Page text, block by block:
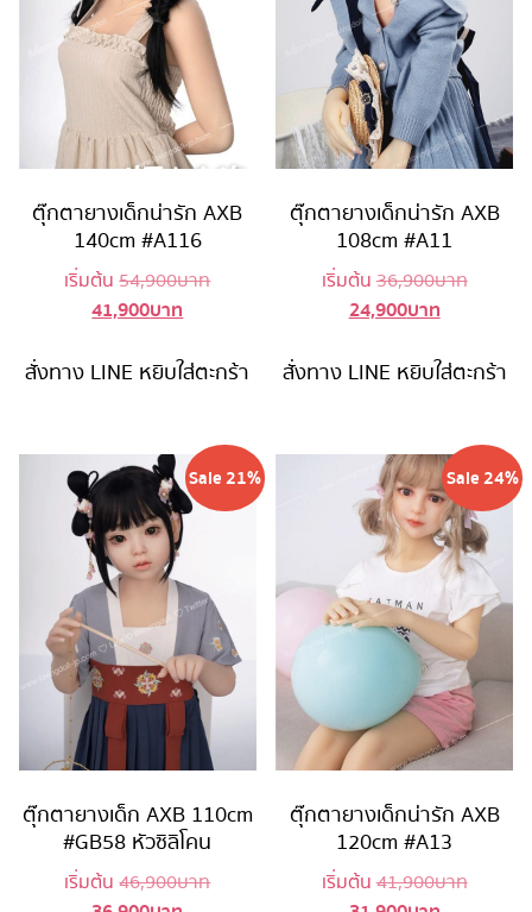
ตุ๊กตายางเด็กน่ารัก AXB
140cm #A116
เริ่มต้น54,900บาทOriginal
54,900 บาท.
41,900บาท
is:
สั่งทาง LINE หยิบใส่ตะกร้า
ตุ๊กตายางเด็กน่ารัก AXB
108cm #A11
เริ่มต้น36,900บาทOriginal
36,900
24,900บาทCurrent
is:
สั่งทาง LINE หยิบใส่ตะกร้า
Sale 21%
ตุ๊กตายางเด็ก AXB 110cm
#GB58 หัวซิลิโคน
เริ่มต้น46,900บาทOriginal
Sale 24%
ตุ๊กตายางเด็กน่ารัก AXB
120cm #A13
เริ่มต้น41,900บาทOriginal